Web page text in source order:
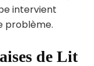
intervient
problème.
de Lit